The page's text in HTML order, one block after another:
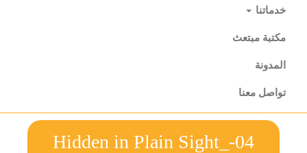
خدماتنا
مكتبة مبتعث
المدونة
تواصل معنا
04-Hidden in Plain Sight_